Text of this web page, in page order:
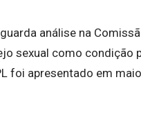
análise na
sexual como condição
foi apresentado em